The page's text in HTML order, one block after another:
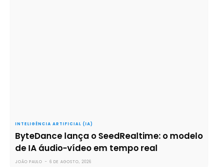
INTELIGÊNCIA ARTIFICIAL (IA)
ByteDance lança o SeedRealtime: o modelo
de IA áudio-vídeo em tempo real
JOÃO PAULO - 6 DE AGOSTO, 2026